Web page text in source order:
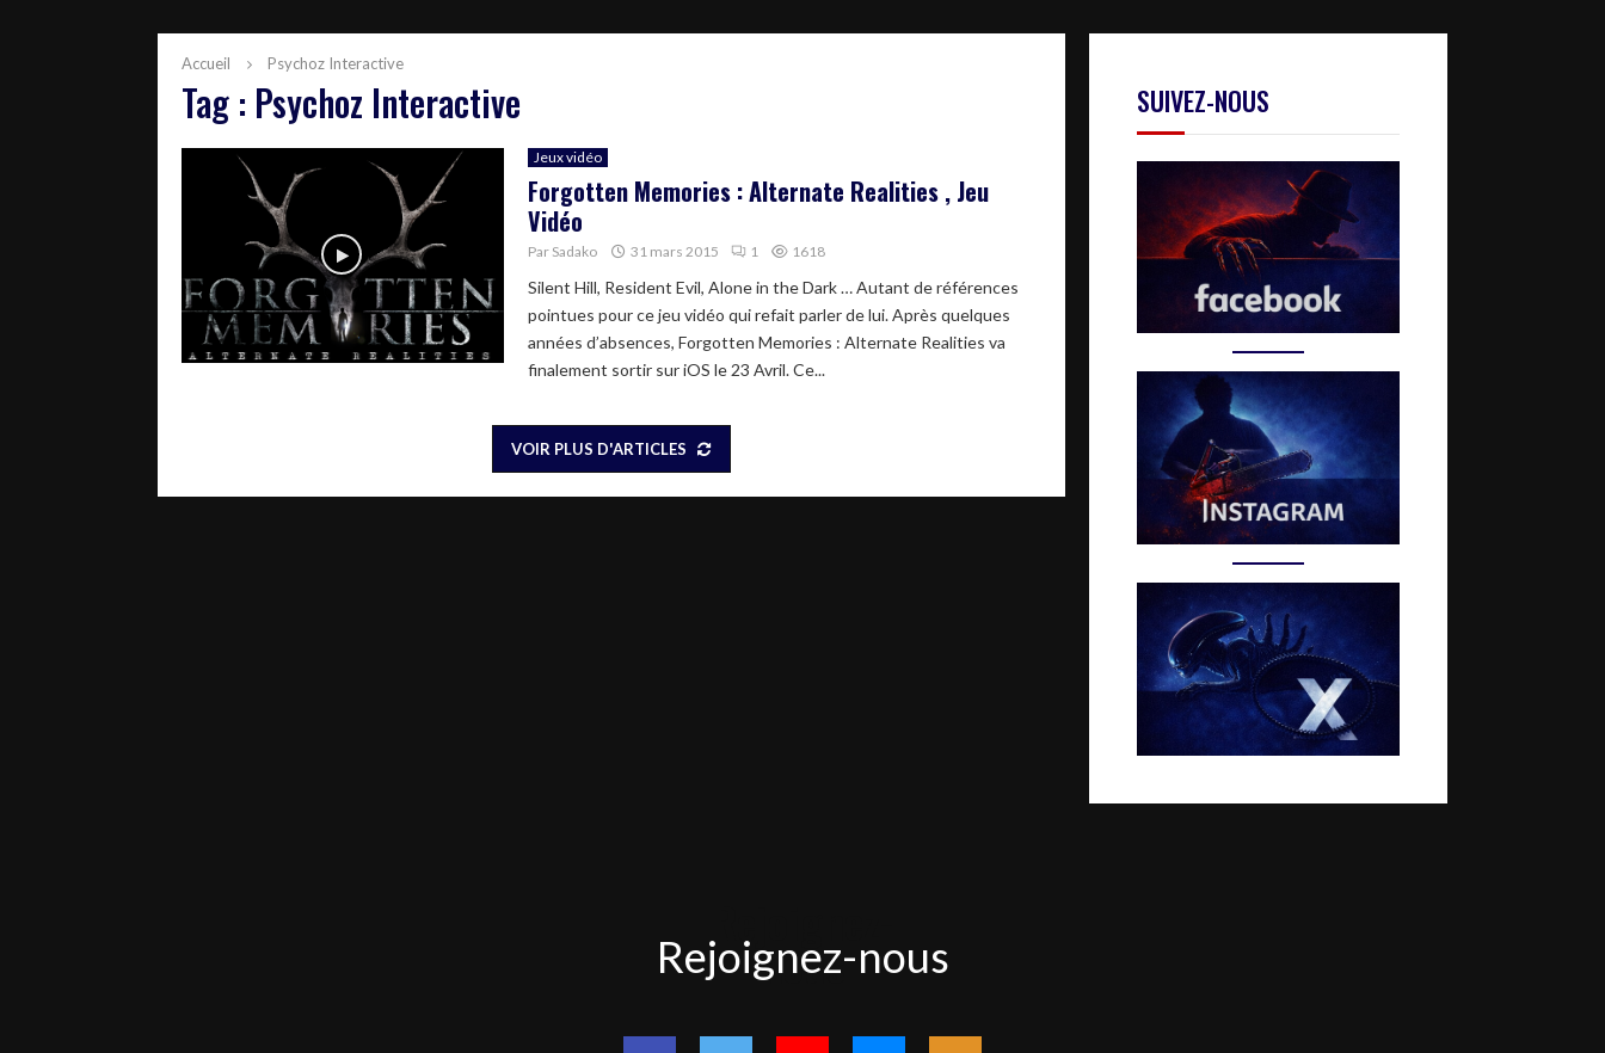
Accueil Psychoz Interactive
Tag : Psychoz Interactive
Jeux vidéo
Forgotten Memories : Alternate Realities , Jeu
Vidéo
Par Sadako 31 mars 2015 1 1618
Silent Hill, Resident Evil, Alone in the Dark … Autant de références
pointues pour ce jeu vidéo qui refait parler de lui. Après quelques
années d’absences, Forgotten Memories : Alternate Realities va
finalement sortir sur iOS le 23 Avril. Ce...
VOIR PLUS D'ARTICLES
SUIVEZ-NOUS
nous
Rejoignez-nous